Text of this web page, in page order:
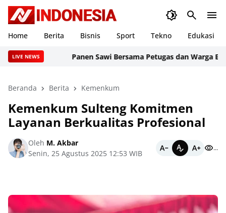
Home Berita Bisnis Sport Tekno Edukasi
LIVE NEWS Panen Sawi Bersama Petugas dan Warga
Beranda Berita Kemenkum
Kemenkum Sulteng Komitmen
Layanan Berkualitas Profesional
Oleh M. Akbar
Senin, 25 Agustus 2025 12:53 WIB
...